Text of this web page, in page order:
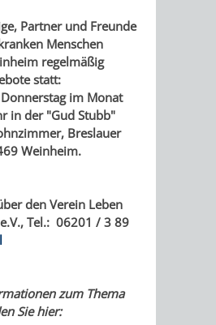
DENKMALS
ERSCHLIESSUNGSBEITRAG
AMT
STABSSTELLE
Partner und Freunde
Menschen
regelmäßig
statt:
Donnerstag im Monat
in der "Gud Stubb"
Breslauer
Weinheim.
den Verein Leben
Tel.: 06201 / 3 89
zum Thema
Sie hier: